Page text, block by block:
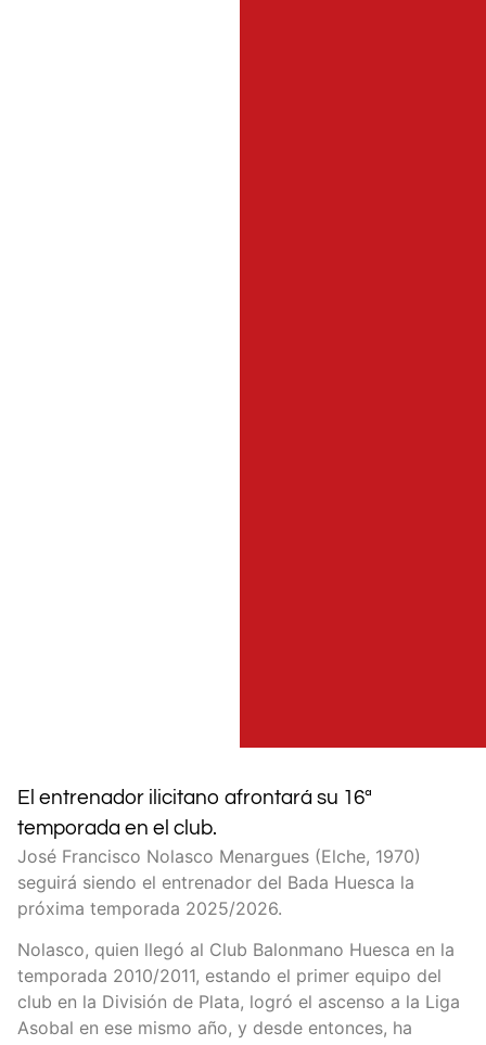
El entrenador ilicitano afrontará su 16ª
temporada en el club.
José Francisco Nolasco Menargues (Elche, 1970)
seguirá siendo el entrenador del Bada Huesca la
próxima temporada 2025/2026.
Nolasco, quien llegó al Club Balonmano Huesca en la
temporada 2010/2011, estando el primer equipo del
club en la División de Plata, logró el ascenso a la Liga
Asobal en ese mismo año, y desde entonces, ha